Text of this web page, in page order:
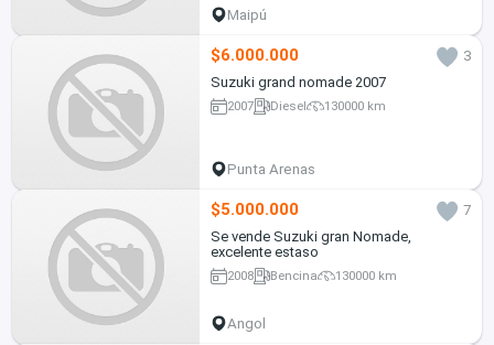
Maipú
$6.000.000
3
Suzuki grand nomade 2007
2007 Diesel 130000 km
Punta Arenas
$5.000.000
7
Se vende Suzuki gran Nomade,
excelente estaso
2008 Bencina 130000 km
Angol